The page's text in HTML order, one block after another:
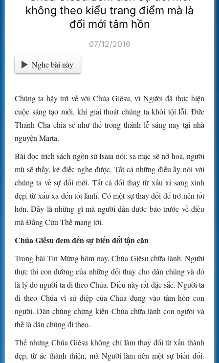
không theo kiểu trang điểm mà là
đổi mới tâm hồn
07/12/2016
Nghe bài này
Chúng ta hãy trở về với Chúa Giêsu, vì Người đã thực hiện
cuộc sáng tạo mới, khi giải thoát chúng ta khỏi tội lỗi. Đức
Thánh Cha chia sẻ như thế trong thánh lễ sáng nay tại nhà
nguyện Marta.
Bài đọc trích sách ngôn sứ Isaia nói: sa mạc sẽ nở hoa, người
mù sẽ thấy, kẻ điếc nghe được. Tất cả những điều ấy nói với
chúng ta về sự đổi mới. Tất cả đổi thay từ xấu xí sang xinh
đẹp, từ xấu xa đến tốt lành. Có một sự thay đổi để trở nên tốt
hơn. Đây là những gì mà người dân được báo trước về điều
mà Đấng Cứu Thế mang tới.
Chúa Giêsu đem đến sự biến đổi tận căn
Trong bài Tin Mừng hôm nay, Chúa Giêsu chữa lành. Người
thực thi con đường của những đổi thay cho dân chúng và đó
là lý do người ta đi theo Chúa. Điều này rất đặc sắc. Người ta
đi theo Chúa vì sứ điệp của Chúa đụng vào tâm hồn con
người. Dân chúng chứng kiến Chúa chữa lành con người và
thế là dân chúng đi theo.
Thế nhưng Chúa Giêsu không chỉ làm thay đổi từ xấu thành
đẹp, từ ác thành thiện, mà Người làm nên một sự biến đổi.